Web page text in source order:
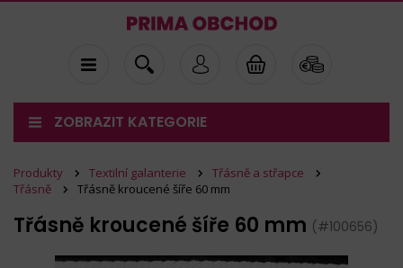
ZOBRAZIT KATEGORIE
Produkty Textilní galanterie
Třásně a střapce
Třásně
Třásně kroucené šíře 60 mm
Třásně kroucené šíře 60 mm (#100656)